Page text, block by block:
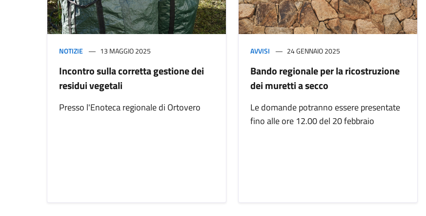
NOTIZIE 13 MAGGIO 2025
Incontro sulla corretta gestione dei
residui vegetali
Presso l'Enoteca regionale di Ortovero
AVVISI 24 GENNAIO 2025
Bando regionale per la ricostruzione
dei muretti a secco
Le domande potranno essere presentate
fino alle ore 12.00 del 20 febbraio